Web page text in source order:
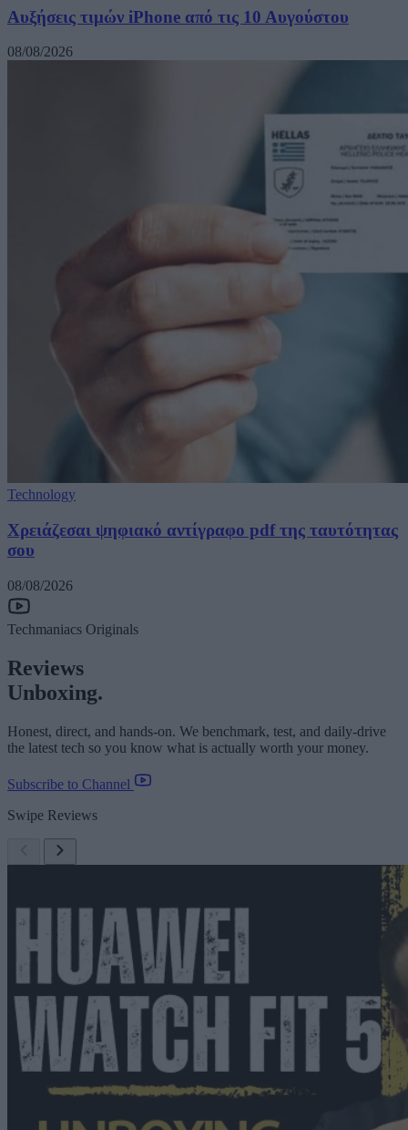
Αυξήσεις τιμών iPhone από τις 10 Αυγούστου
08/08/2026
Technology
Χρειάζεσαι ψηφιακό αντίγραφο pdf της ταυτότητας
σου
08/08/2026
Techmaniacs Originals
Reviews
Unboxing.
Honest, direct, and hands-on. We benchmark, test, and daily-drive
the latest tech so you know what is actually worth your money.
Subscribe to Channel
Swipe Reviews